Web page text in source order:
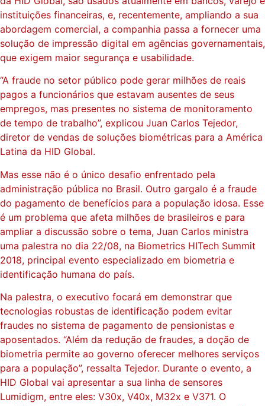
instituições financeiras, e, recentemente, ampliando a sua
abordagem comercial, a companhia passa a fornecer uma
solução de impressão digital em agências governamentais,
que exigem maior segurança e usabilidade.
“A fraude no setor público pode gerar milhões de reais
pagos a funcionários que estavam ausentes de seus
empregos, mas presentes no sistema de monitoramento
de tempo de trabalho”, explicou Juan Carlos Tejedor,
diretor de vendas de soluções biométricas para a América
Latina da HID Global.
Mas esse não é o único desafio enfrentado pela
administração pública no Brasil. Outro gargalo é a fraude
do pagamento de benefícios para a população idosa. Esse
é um problema que afeta milhões de brasileiros e para
ampliar a discussão sobre o tema, Juan Carlos ministra
uma palestra no dia 22/08, na Biometrics HITech Summit
2018, principal evento especializado em biometria e
identificação humana do país.
Na palestra, o executivo focará em demonstrar que
tecnologias robustas de identificação podem evitar
fraudes no sistema de pagamento de pensionistas e
aposentados. “Além da redução de fraudes, a doção de
biometria permite ao governo oferecer melhores serviços
para a população”, ressalta Tejedor. Durante o evento, a
HID Global vai apresentar a sua linha de sensores
Lumidigm, entre eles: V30x, V40x, M32x e V371. O